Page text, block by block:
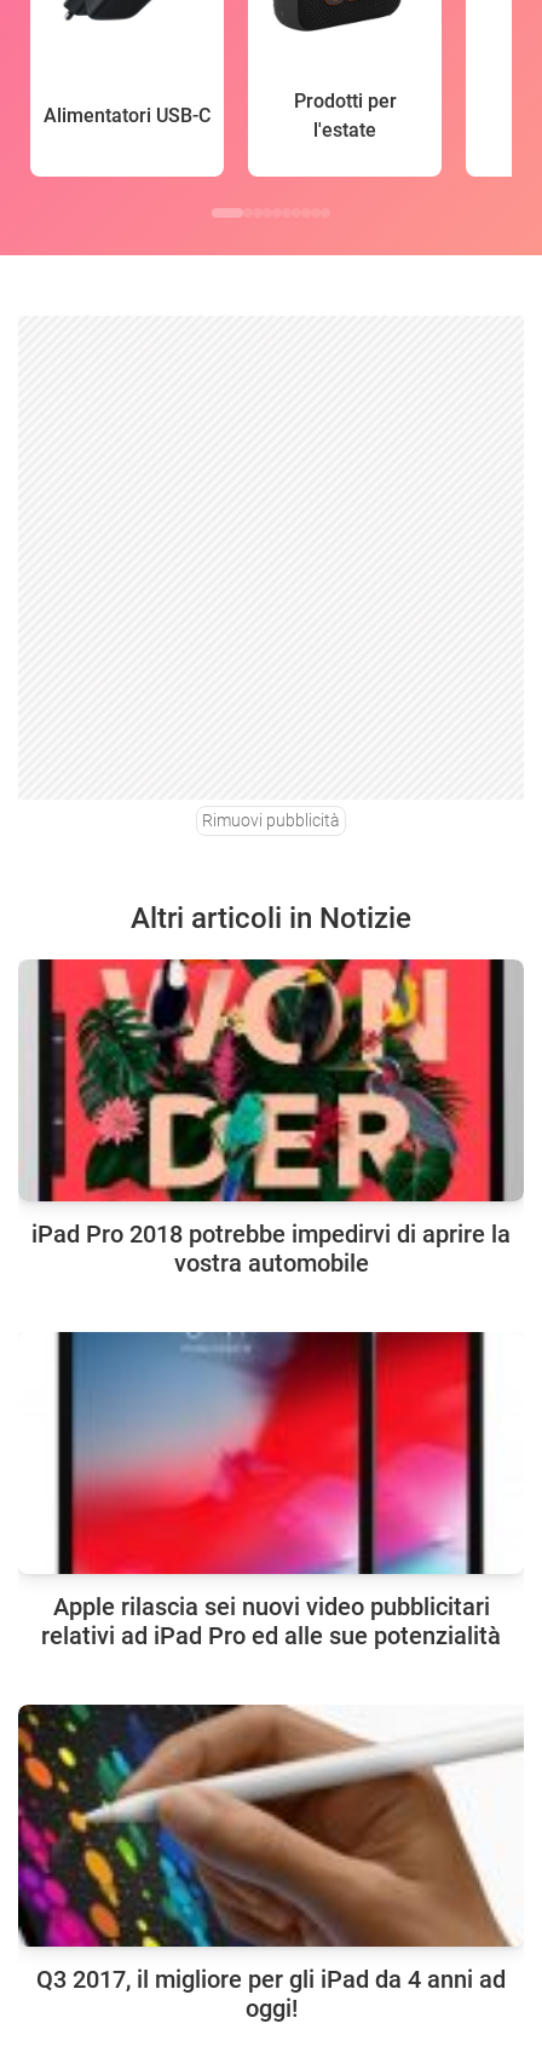
Alimentatori USB-C
Prodotti per
l'estate
Rimuovi pubblicità
Altri articoli in Notizie
iPad Pro 2018 potrebbe impedirvi di aprire la
vostra automobile
Apple rilascia sei nuovi video pubblicitari
relativi ad iPad Pro ed alle sue potenzialità
Q3 2017, il migliore per gli iPad da 4 anni ad
oggi!